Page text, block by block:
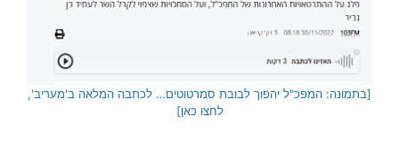
[בתמונה: המפכ"ל יהפוך לבובת סמרטוטים… לכתבה המלאה ב'מעריב',
לחצו כאן]